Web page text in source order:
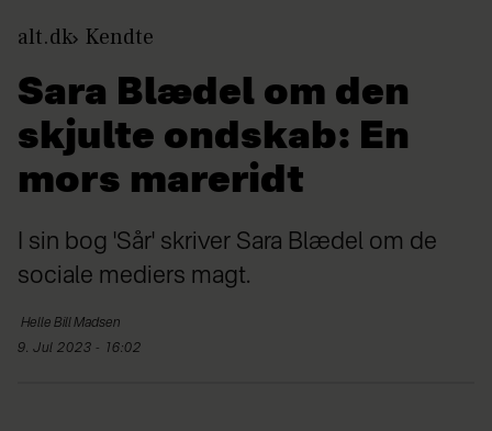
alt.dk Kendte
Sara Blædel om den
skjulte ondskab: En
mors mareridt
I sin bog 'Sår' skriver Sara Blædel om de
sociale mediers magt.
Helle BillMadsen
9. Jul 2023 - 16:02